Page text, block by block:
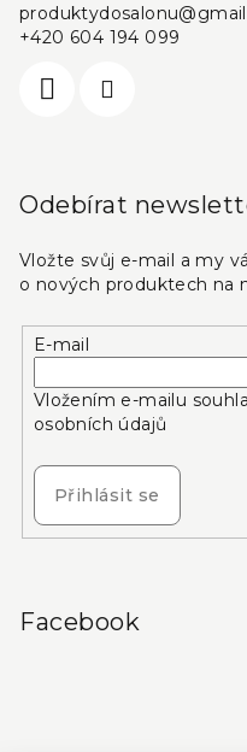
produktydosalonu@
+420 604 194 099
Odebírat
Vložte svůj e-mail a my
o nových produktech na
E-mail
Vložením e-mailu
osobních údajů
Přihlásit se
Facebook